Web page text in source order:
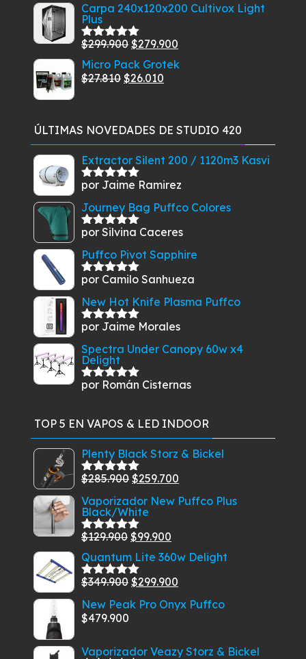
original
era:
$2.990.
actual
$1.990.
Carpa 240x120x200 Cultivox Light
Plus
Valorado
con
5
$299.900 El
precio
original
$279.900
precio
Micro Pack Grotek
$27.810 El
era:
$27.810.
$26.010
es:
$26.010.
ÚLTIMAS NOVEDADES DE STUDIO 420
Extractor Silent 200 / 1120m3 Kasvi
Valorado
por Jaime Ramirez
Journey Bag Puffco Colores
Valorado
por Silvina Caceres
Puffco Pivot Sapphire
Valorado
por Camilo Sanhueza
New Hot Knife Plasma Puffco
Valorado
por Jaime Morales
Spectra Under Canopy 60w x4
Delight
Valorado
por Román Cisternas
TOP 5 EN VAPOS & LED INDOOR
Plenty Black Storz & Bickel
Valorado
5
$285.900 El
precio
original
era:
$285.900.
$259.700
precio
Vaporizador New Puffco Plus
Black/White
Valorado
5
$129.900 El
precio
original
era:
$129.900.
$99.900
precio
es:
$99.900.
Quantum Lite 360w Delight
Valorado
5
$349.900 El
precio
$349.900.
$299.900
precio
$299.900.
New Peak Pro Onyx Puffco
$479.900
Vaporizador Veazy Storz & Bickel